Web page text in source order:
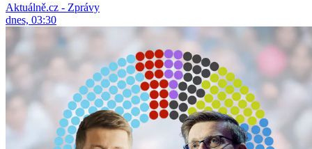
Aktuálně.cz - Zprávy
dnes, 03:30